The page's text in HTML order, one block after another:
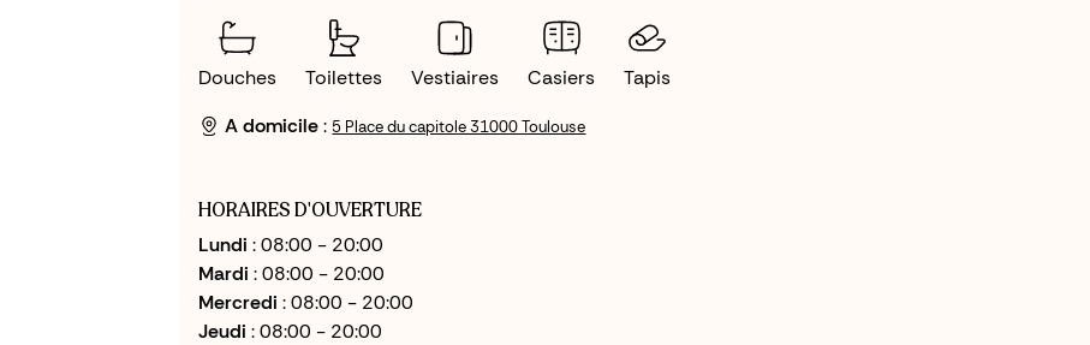
Douches Toilettes Vestiaires Casiers
Tapis
A domicile: 5 Place du capitole 31000 Toulouse
HORAIRES D'OUVERTURE
Lundi : 08:00 - 20:00
Mardi : 08:00 - 20:00
Mercredi : 08:00 - 20:00
Jeudi : 08:00 - 20:00